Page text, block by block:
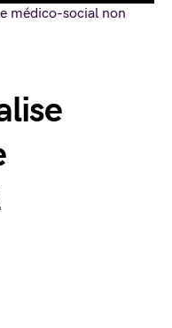
médico-social non